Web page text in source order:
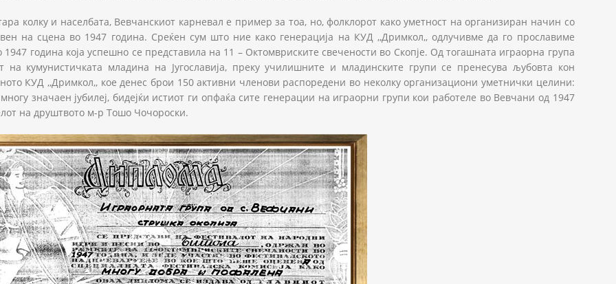
колку и населбата, Вевчанскиот карневал е пример за тоа, но, фолклорот како уметност на организиран начин со
на сцена во 1947 година. Среќен сум што ние како генерација на КУД ,,Дримкол,, одлучивме да го прославиме
година која успешно се представила на 11 – Октомвриските свечености во Скопје. Од тогашната играорна група
кумунистичката младина на Југославија, преку училишните и младинските групи се пренесува љубовта кон
КУД ,,Дримкол,, кое денес брои 150 активни членови распоредени во неколку организациони уметнички целини:
значаен јубилеј, бидејќи истиот ги опфаќа сите генерации на играорни групи кои работеле во Вевчани од 1947
на друштвото м-р Тошо Чочороски.